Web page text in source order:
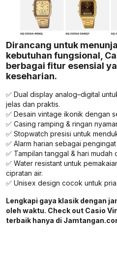
Dirancang untuk
kebutuhan fungsional,
berbagai fitur esensial
keseharian.
✅ Dual display analog–digital
jelas dan praktis.
✅ Desain vintage ikonik dengan
✅ Casing ramping & ringan
✅ Stopwatch presisi untuk
✅ Alarm harian sebagai
✅ Tampilan tanggal & hari
✅ Water resistant untuk
cipratan air.
✅ Unisex design cocok untuk
Lengkapi gaya klasik dengan
oleh waktu. Check out Casio
terbaik hanya di